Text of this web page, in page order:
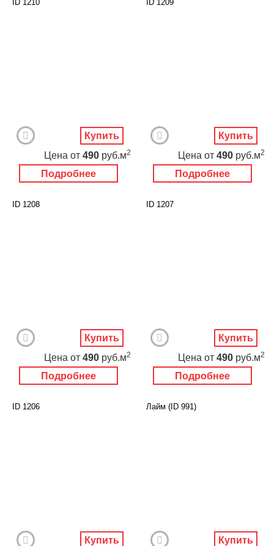
ID 1210
Подробнее
Цена от 490 руб.м2
Купить
ID 1209
Подробнее
Цена от 490 руб.м2
Купить
ID 1208
Подробнее
Цена от 490 руб.м2
Купить
ID 1207
Подробнее
Цена от 490 руб.м2
Купить
ID 1206
Купить
Лайм (ID 991)
Купить